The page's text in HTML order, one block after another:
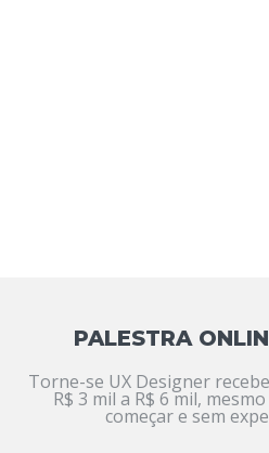
PALESTRA
Torne-se UX Designer
R$ 3 mil a R$ 6 mil,
começar e sem